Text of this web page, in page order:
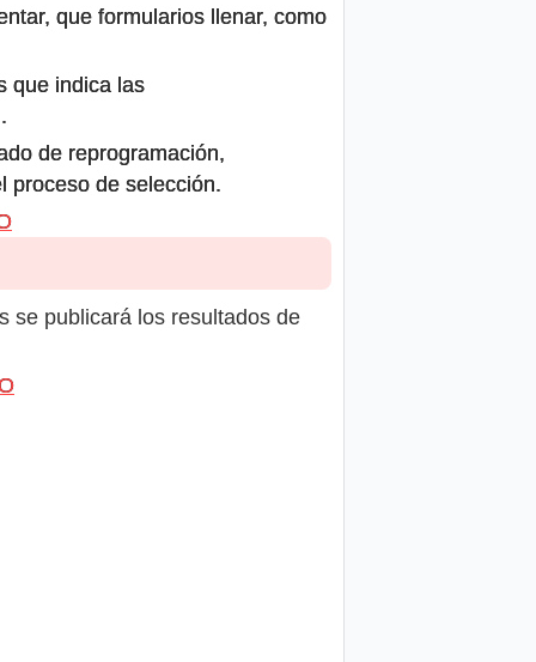
que formularios llenar, como
que indica las
de reprogramación,
proceso de selección.
se publicará los resultados de